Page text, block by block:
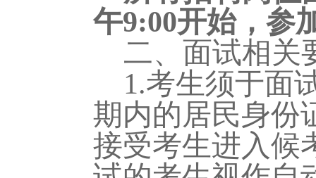
午9:00开始，参
二、面试相关
1.考生须于面
期内的居民身份
接受考生进入候